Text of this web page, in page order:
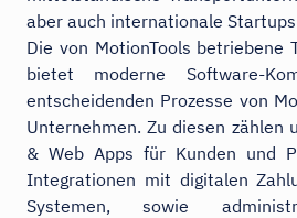
aber auch internationale Startups
Die von MotionTools betriebene
bietet moderne Software-
entscheidenden Prozesse von
Unternehmen. Zu diesen zählen
& Web Apps für Kunden und
Integrationen mit digitalen
Systemen, sowie